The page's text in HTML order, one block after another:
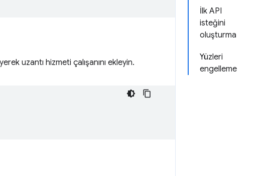
İlk API
isteğini
oluşturma
Yüzleri
engelleme
uzantı hizmeti çalışanını ekleyin.